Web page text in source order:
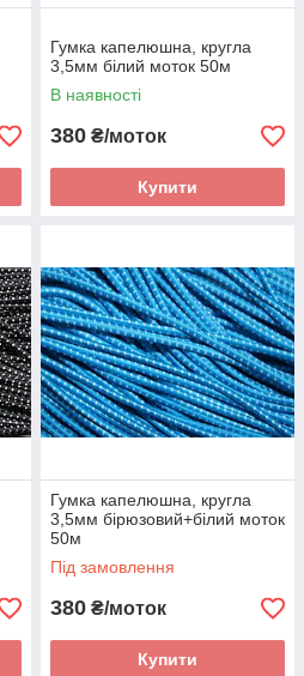
Гумка капелюшна, кругла
3,5мм білий моток 50м
В наявності
380 ₴/моток
Купити
Гумка капелюшна, кругла
3,5мм бірюзовий+білий моток
50м
Під замовлення
380 ₴/моток
Купити